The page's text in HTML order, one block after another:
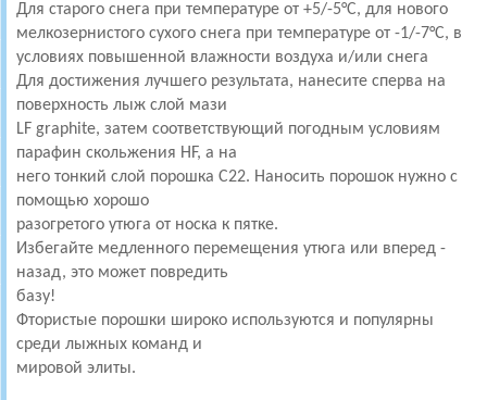
Для старого снега при температуре от +5/-5°C, для нового
мелкозернистого сухого снега при температуре от -1/-7°C, в
условиях повышенной влажности воздуха и/или снега
Для достижения лучшего результата, нанесите сперва на
поверхность лыж слой мази
LF graphite, затем соответствующий погодным условиям
парафин скольжения HF, а на
него тонкий слой порошка C22. Наносить порошок нужно с
помощью хорошо
разогретого утюга от носка к пятке.
Избегайте медленного перемещения утюга или вперед -
назад, это может повредить
базу!
Фтористые порошки широко используются и популярны
среди лыжных команд и
мировой элиты.